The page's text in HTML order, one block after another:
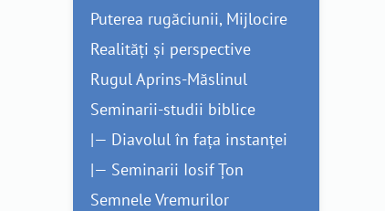
Puterea rugăciunii, Mijlocire
Realități și perspective
Rugul Aprins-Măslinul
Seminarii-studii biblice
|— Diavolul în fața instanței
|— Seminarii Iosif Țon
Semnele Vremurilor